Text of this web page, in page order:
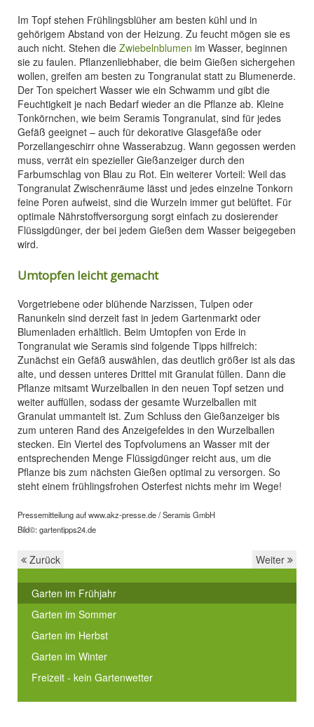
Im Topf stehen Frühlingsblüher am besten kühl und in
gehörigem Abstand von der Heizung. Zu feucht mögen sie es
auch nicht. Stehen die Zwiebelnblumen im Wasser, beginnen
sie zu faulen. Pflanzenliebhaber, die beim Gießen sichergehen
wollen, greifen am besten zu Tongranulat statt zu Blumenerde.
Der Ton speichert Wasser wie ein Schwamm und gibt die
Feuchtigkeit je nach Bedarf wieder an die Pflanze ab. Kleine
Tonkörnchen, wie beim Seramis Tongranulat, sind für jedes
Gefäß geeignet – auch für dekorative Glasgefäße oder
Porzellangeschirr ohne Wasserabzug. Wann gegossen werden
muss, verrät ein spezieller Gießanzeiger durch den
Farbumschlag von Blau zu Rot. Ein weiterer Vorteil: Weil das
Tongranulat Zwischenräume lässt und jedes einzelne Tonkorn
feine Poren aufweist, sind die Wurzeln immer gut belüftet. Für
optimale Nährstoffversorgung sorgt einfach zu dosierender
Flüssigdünger, der bei jedem Gießen dem Wasser beigegeben
wird.
Umtopfen leicht gemacht
Vorgetriebene oder blühende Narzissen, Tulpen oder
Ranunkeln sind derzeit fast in jedem Gartenmarkt oder
Blumenladen erhältlich. Beim Umtopfen von Erde in
Tongranulat wie Seramis sind folgende Tipps hilfreich:
Zunächst ein Gefäß auswählen, das deutlich größer ist als das
alte, und dessen unteres Drittel mit Granulat füllen. Dann die
Pflanze mitsamt Wurzelballen in den neuen Topf setzen und
weiter auffüllen, sodass der gesamte Wurzelballen mit
Granulat ummantelt ist. Zum Schluss den Gießanzeiger bis
zum unteren Rand des Anzeigefeldes in den Wurzelballen
stecken. Ein Viertel des Topfvolumens an Wasser mit der
entsprechenden Menge Flüssigdünger reicht aus, um die
Pflanze bis zum nächsten Gießen optimal zu versorgen. So
steht einem frühlingsfrohen Osterfest nichts mehr im Wege!
Pressemitteilung auf www.akz-presse.de / Seramis GmbH
Bild©: gartentipps24.de
Zurück Weiter
Garten im Frühjahr
Garten im Sommer
Garten im Herbst
Garten im Winter
Freizeit - kein Gartenwetter